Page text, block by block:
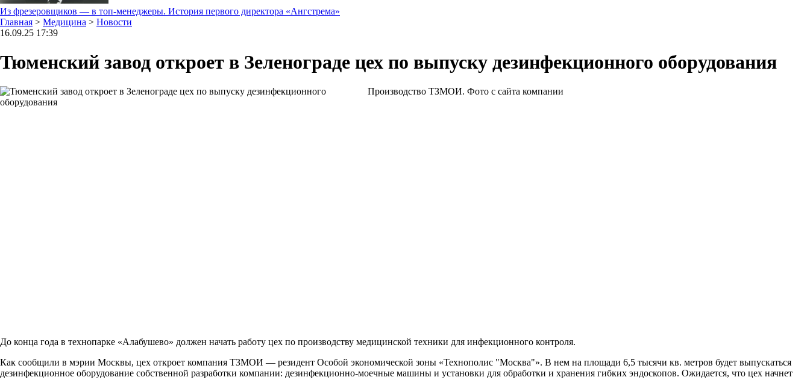
Из фрезеровщиков — в топ-менеджеры. История первого директора «Ангстрема»
Главная > Медицина > Новости
16.09.25 17:39
Тюменский завод откроет в Зеленограде цех по выпуску дезинфекционного оборудования
Производство ТЗМОИ. Фото с сайта компании
До конца года в технопарке «Алабушево» должен начать работу цех по производству медицинской техники для инфекционного контроля.
Как сообщили в мэрии Москвы, цех откроет компания ТЗМОИ — резидент Особой экономической зоны «Технополис "Москва"». В нем на площади 6,5 тысячи кв. метров будет выпускаться
дезинфекционное оборудование собственной разработки компании: дезинфекционно-моечные машины и установки для обработки и хранения гибких эндоскопов. Ожидается, что цех начнет